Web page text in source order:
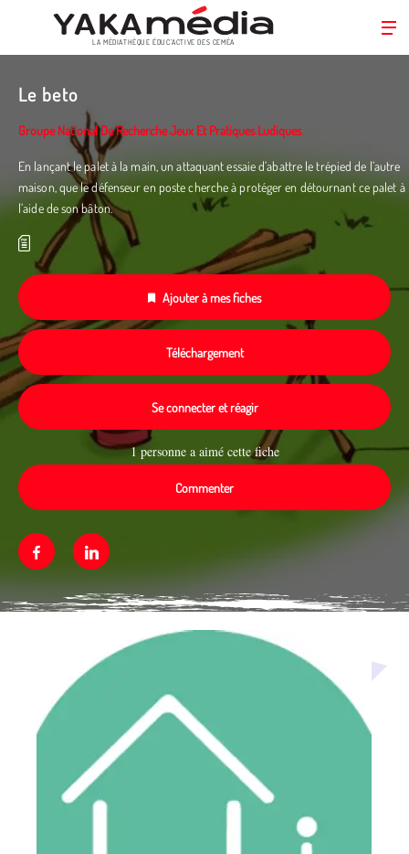
principal
LA MÉDIATHÈQUE ÉDUC’ACTIVE DES CEMÉA
Le beto
Groupe National De Recherche Jeux Et Pratiques Ludiques
En lançant le palet à la main, un attaquant essaie d’abattre le trépied de l’autre
maison, que le défenseur en poste cherche à protéger en détournant ce palet à
l’aide de son bâton.
Ajouter à mes fiches
Téléchargement
Se connecter et réagir
1 personne a aimé cette fiche
Commenter
FacebookLinkedin